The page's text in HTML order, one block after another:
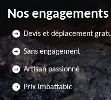
Nos engagements
Devis et déplacement
Sans engagement
Artisan passionné
Prix imbattable